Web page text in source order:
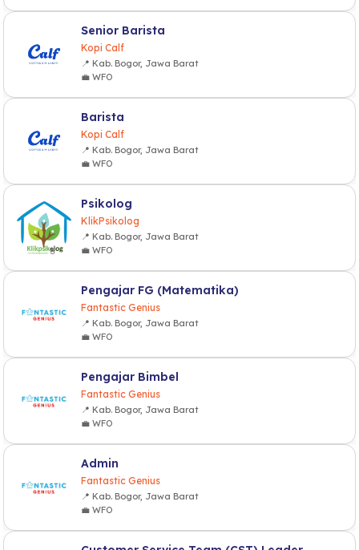
Senior Barista
Kopi Calf
📍 Kab. Bogor, Jawa Barat
💼 WFO
Barista
Kopi Calf
📍 Kab. Bogor, Jawa Barat
💼 WFO
Psikolog
KlikPsikolog
📍 Kab. Bogor, Jawa Barat
💼 WFO
Pengajar FG (Matematika)
Fantastic Genius
📍 Kab. Bogor, Jawa Barat
💼 WFO
Pengajar Bimbel
Fantastic Genius
📍 Kab. Bogor, Jawa Barat
💼 WFO
Admin
Fantastic Genius
📍 Kab. Bogor, Jawa Barat
💼 WFO